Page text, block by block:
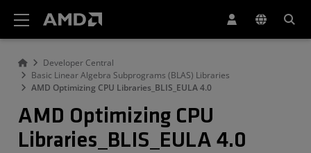
Developer Central
Basic Linear Algebra Subprograms (BLAS) Libraries
AMD Optimizing CPU Libraries_BLIS_EULA 4.0
AMD Optimizing CPU
Libraries_BLIS_EULA 4.0